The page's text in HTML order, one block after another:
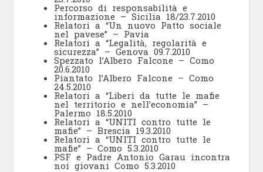
Percorso di responsabilità e
informazione – Sicilia 18/23.7.2010
Relatori a “Un nuovo Patto sociale
nel pavese” – Pavia
Relatori a “Legalità, regolarità e
sicurezza” – Genova 09.7.2010
Spezzato l’Albero Falcone – Como
20.6.2010
Piantato l’Albero Falcone – Como
24.5.2010
Relatori a “Liberi da tutte le mafie
nel territorio e nell’economia” –
Palermo 18.5.2010
Relatori a “UNITI contro tutte le
mafie” – Brescia 19.3.2010
Relatori a “UNITI contro tutte le
mafie” – Como 5.3.2010
PSF e Padre Antonio Garau incontra
noi giovani Como 5.3.2010